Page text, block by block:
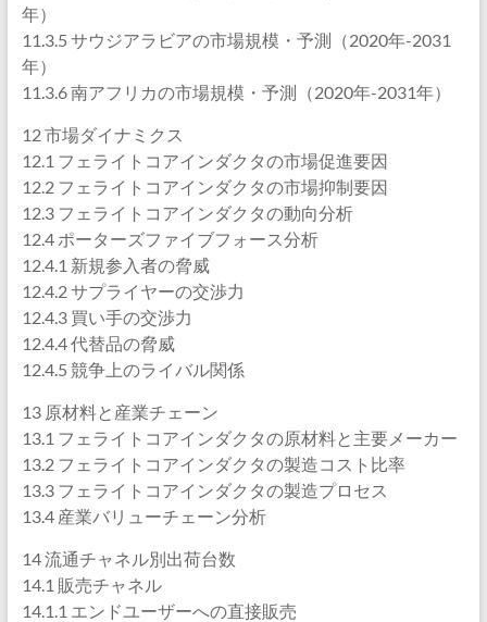
年）
11.3.5 サウジアラビアの市場規模・予測（2020年-2031
年）
11.3.6 南アフリカの市場規模・予測（2020年-2031年）
12 市場ダイナミクス
12.1 フェライトコアインダクタの市場促進要因
12.2 フェライトコアインダクタの市場抑制要因
12.3 フェライトコアインダクタの動向分析
12.4 ポーターズファイブフォース分析
12.4.1 新規参入者の脅威
12.4.2 サプライヤーの交渉力
12.4.3 買い手の交渉力
12.4.4 代替品の脅威
12.4.5 競争上のライバル関係
13 原材料と産業チェーン
13.1 フェライトコアインダクタの原材料と主要メーカー
13.2 フェライトコアインダクタの製造コスト比率
13.3 フェライトコアインダクタの製造プロセス
13.4 産業バリューチェーン分析
14 流通チャネル別出荷台数
14.1 販売チャネル
14.1.1 エンドユーザーへの直接販売